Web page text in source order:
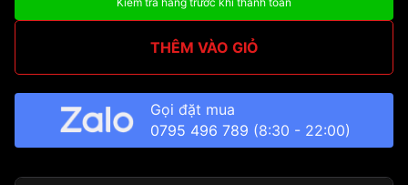
THÊM VÀO GIỎ
Gọi đặt mua
0795 496 789 (8:30 - 22:00)